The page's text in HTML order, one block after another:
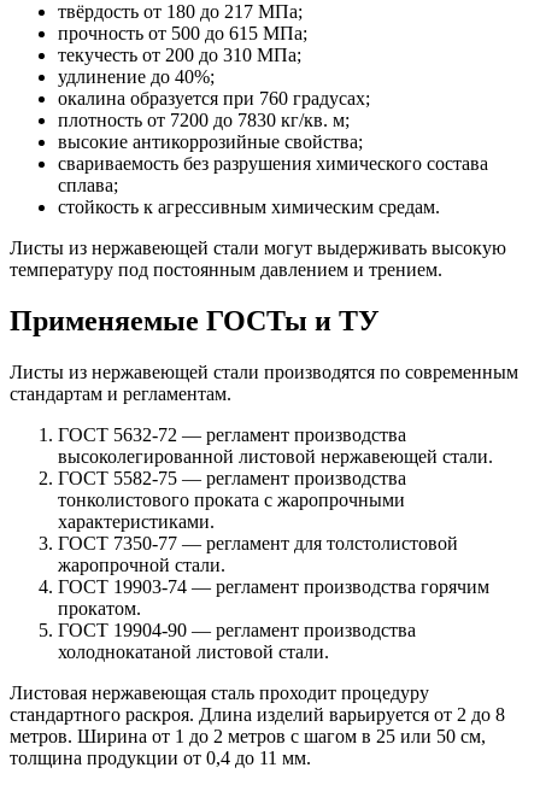
твёрдость от 180 до 217 МПа;
прочность от 500 до 615 МПа;
текучесть от 200 до 310 МПа;
удлинение до 40%;
окалина образуется при 760 градусах;
плотность от 7200 до 7830 кг/кв. м;
высокие антикоррозийные свойства;
свариваемость без разрушения химического состава
сплава;
стойкость к агрессивным химическим средам.
Листы из нержавеющей стали могут выдерживать высокую
температуру под постоянным давлением и трением.
Применяемые ГОСТы и ТУ
Листы из нержавеющей стали производятся по современным
стандартам и регламентам.
ГОСТ 5632-72 — регламент производства
высоколегированной листовой нержавеющей стали.
ГОСТ 5582-75 — регламент производства
тонколистового проката с жаропрочными
характеристиками.
ГОСТ 7350-77 — регламент для толстолистовой
жаропрочной стали.
ГОСТ 19903-74 — регламент производства горячим
прокатом.
ГОСТ 19904-90 — регламент производства
холоднокатаной листовой стали.
Листовая нержавеющая сталь проходит процедуру
стандартного раскроя. Длина изделий варьируется от 2 до 8
метров. Ширина от 1 до 2 метров с шагом в 25 или 50 см,
толщина продукции от 0,4 до 11 мм.